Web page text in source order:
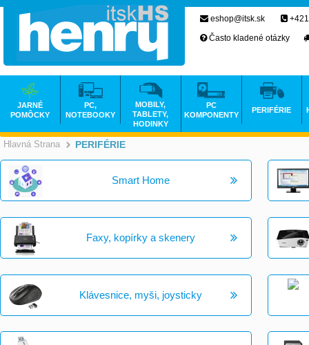
Hlavná Strana >
PERIFÉRIE
Smart Home
Faxy, kopírky a skenery
Klávesnice, myši, joysticky
eshop@itsk.sk
Často kladené otázky
JARNÉ
POMÔCKY
PC,
NOTEBOOKY
MOBILY,
TABLETY,
HODINKY
PC
KOMPONENTY
PERIFÉRIE